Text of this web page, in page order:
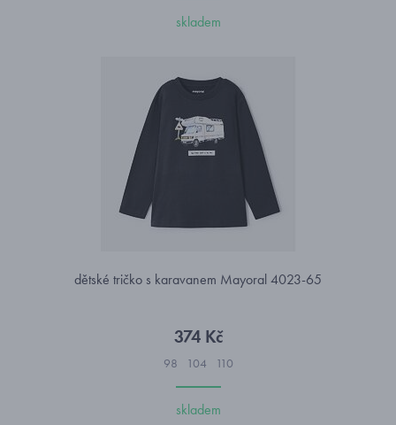
skladem
dětské tričko s karavanem Mayoral 4023-65
374 Kč
98 104 110
skladem